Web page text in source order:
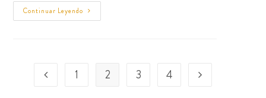
Continuar Leyendo
1 2 3 4